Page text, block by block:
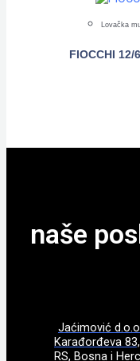
Lovačka
FIOCCHI 12/
naše
Jaćimović
Karađorđeva
RS, Bosna i